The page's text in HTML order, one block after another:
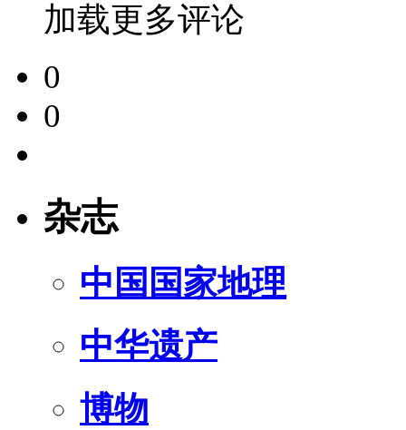
加载更多评论
0
0
杂志
中国国家地理
中华遗产
博物